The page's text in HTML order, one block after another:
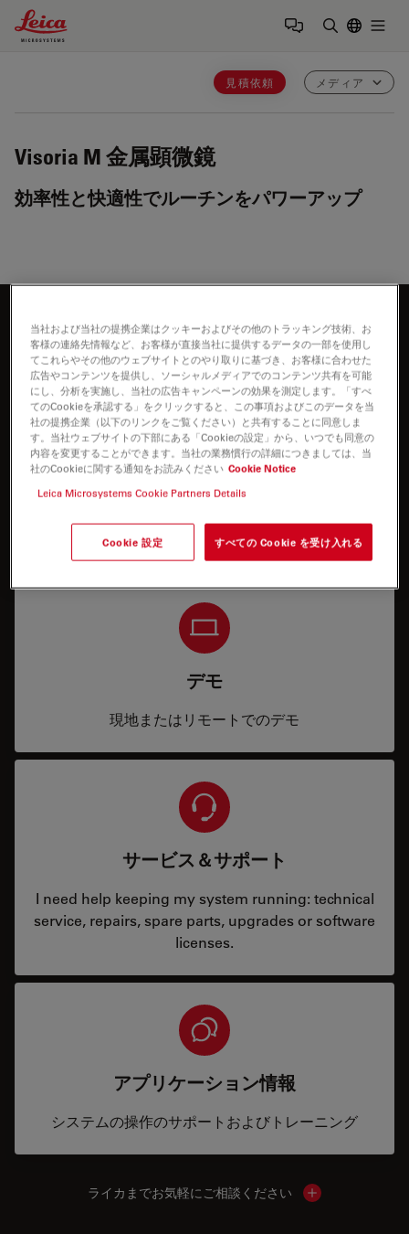
Leica Microsystems Logo
見積依頼 メディア
Visoria M 金属顕微鏡
効率性と快適性でルーチンをパワーアップ
もっと知りたいですか？
お気軽にお問合せください
Price
サービス内容および見積
デモ
現地またはリモートでのデモ
サービス＆サポート
I need help keeping my system running: technical
service, repairs, spare parts, upgrades or software
licenses.
アプリケーション情報
システムの操作のサポートおよびトレーニング
ライカまでお気軽にご相談ください Show local
当社および当社の提携企業はクッキーおよびその他のトラッキング技術、お
客様の連絡先情報など、お客様が直接当社に提供するデータの一部を使用し
てこれらやその他のウェブサイトとのやり取りに基づき、お客様に合わせた
広告やコンテンツを提供し、ソーシャルメディアでのコンテンツ共有を可能
にし、分析を実施し、当社の広告キャンペーンの効果を測定します。「すべ
てのCookieを承認する」をクリックすると、この事項およびこのデータを当
社の提携企業（以下のリンクをご覧ください）と共有することに同意しま
す。当社ウェブサイトの下部にある「Cookieの設定」から、いつでも同意の
内容を変更することができます。当社の業務慣行の詳細につきましては、当
社のCookieに関する通知をお読みください Cookie Notice
Leica Microsystems Cookie Partners Details
Cookie 設定 すべての Cookie を受け入れる